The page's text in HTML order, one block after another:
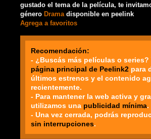
gustado el tema de la película, te
género Drama disponible en peelink
Agrega a favoritos
Recomendación:
- ¿Buscás más películas o series?
página principal de Peelink2 para
últimos estrenos y el contenido
recientemente.
- Para mantener la web activa y
utilizamos una publicidad mínima.
- Una vez cerrada, podrás
sin interrupciones.